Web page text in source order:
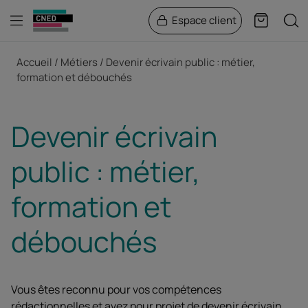
Menu Espace client Panier
Accueil Métiers
Devenir écrivain public : métier,
formation et débouchés
Devenir écrivain
public : métier,
formation et
débouchés
Vous êtes reconnu pour vos compétences